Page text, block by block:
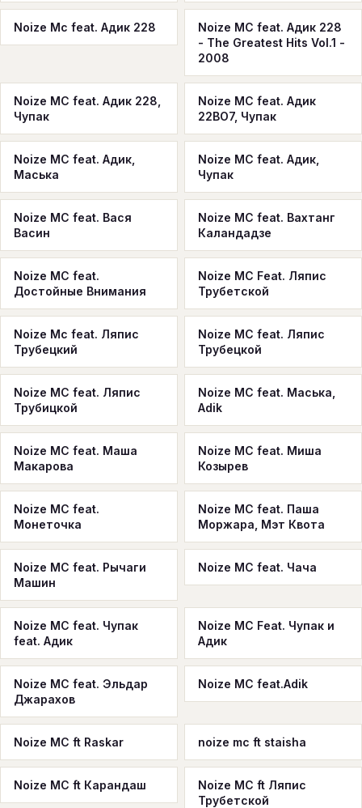
Noize Mc feat. Адик 228
Noize MC feat. Адик 228
- The Greatest Hits Vol.1 -
2008
Noize MC feat. Адик 228,
Чупак
Noize MC feat. Адик
22ВО7, Чупак
Noize MC feat. Адик,
Маська
Noize MC feat. Адик,
Чупак
Noize MC feat. Вася
Васин
Noize MC feat. Вахтанг
Каландадзе
Noize MC feat.
Достойные Внимания
Noize MC Feat. Ляпис
Трубетской
Noize Mc feat. Ляпис
Трубецкий
Noize MC feat. Ляпис
Трубецкой
Noize MC feat. Ляпис
Трубицкой
Noize MC feat. Маська,
Adik
Noize MC feat. Маша
Макарова
Noize MC feat. Миша
Козырев
Noize MC feat.
Монеточка
Noize MC feat. Паша
Моржара, Мэт Квота
Noize MC feat. Рычаги
Машин
Noize MC feat. Чача
Noize MC feat. Чупак
feat. Адик
Noize MC Feat. Чупак и
Адик
Noize MC feat. Эльдар
Джарахов
Noize MC feat.Adik
Noize MC ft Raskar noize mc ft staisha
Noize MC ft Карандаш
Noize MC ft Ляпис
Трубетской